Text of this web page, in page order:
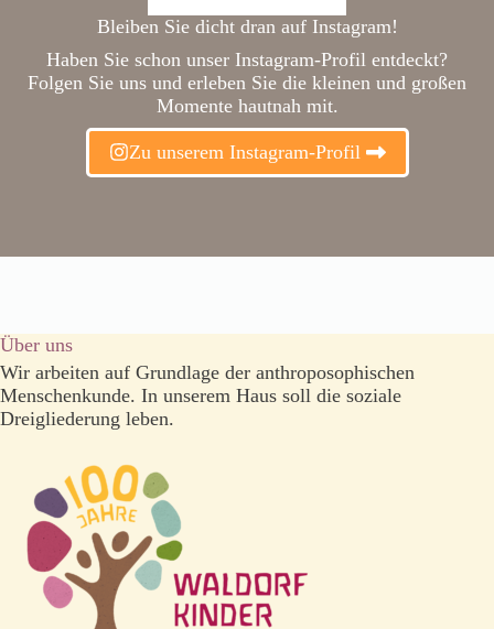
Bleiben Sie dicht dran auf Instagram!
Haben Sie schon unser Instagram-Profil entdeckt?
Folgen Sie uns und erleben Sie die kleinen und großen
Momente hautnah mit.
Zu unserem Instagram-Profil
Über uns
Wir arbeiten auf Grundlage der anthroposophischen
Menschenkunde. In unserem Haus soll die soziale
Dreigliederung leben.